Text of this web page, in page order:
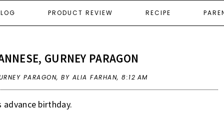
PRODUCT REVIEW RECIPE
GURNEY PARAGON
PARAGON,BY ALIA FARHAN,8:12 AM
birthday.